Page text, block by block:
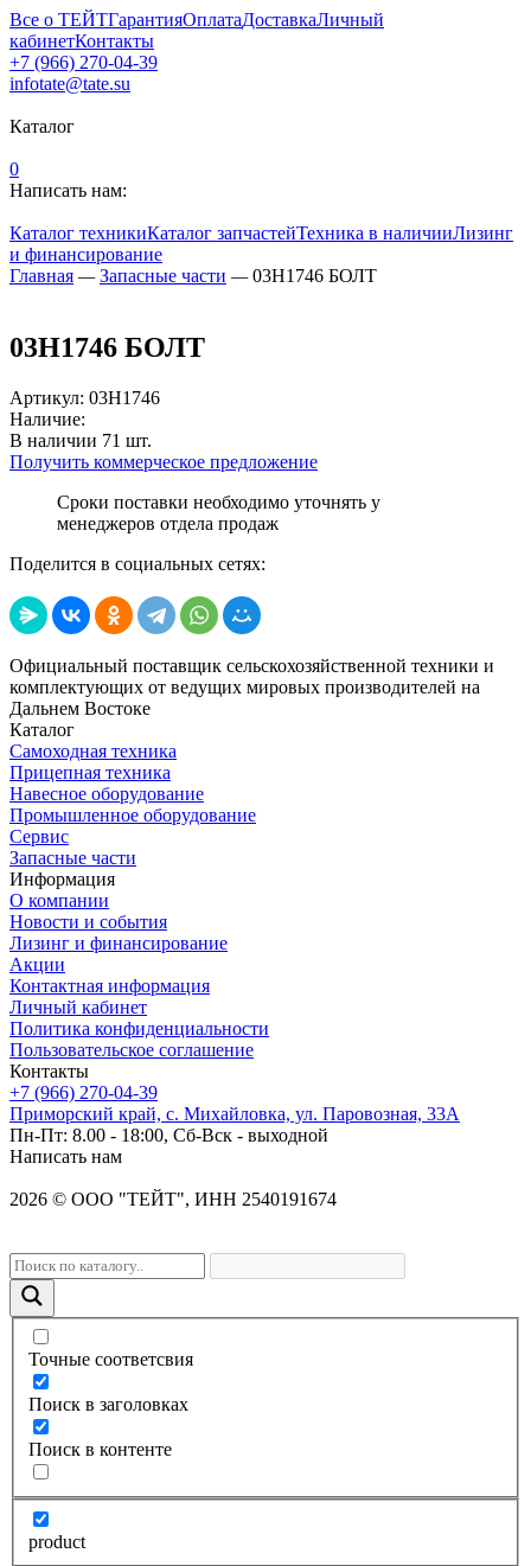
Все о ТЕЙТГарантияОплатаДоставкаЛичный
кабинетКонтакты
+7 (966) 270-04-39
infotate@tate.su
Каталог
0
Написать нам:
Каталог техникиКаталог запчастейТехника в наличииЛизинг
и финансирование
Главная — Запасные части — 03H1746 БОЛТ
03H1746 БОЛТ
Артикул: 03H1746
Наличие:
В наличии 71 шт.
Получить коммерческое предложение
Сроки поставки необходимо уточнять у
менеджеров отдела продаж
Поделится в социальных сетях:
Официальный поставщик сельскохозяйственной техники и
комплектующих от ведущих мировых производителей на
Дальнем Востоке
Каталог
Самоходная техника
Прицепная техника
Навесное оборудование
Промышленное оборудование
Сервис
Запасные части
Информация
О компании
Новости и события
Лизинг и финансирование
Акции
Контактная информация
Личный кабинет
Политика конфиденциальности
Пользовательское соглашение
Контакты
+7 (966) 270-04-39
Приморский край, с. Михайловка, ул. Паровозная, 33А
Пн-Пт: 8.00 - 18:00, Сб-Вск - выходной
Написать нам
2026 © OOO "ТЕЙТ", ИНН 2540191674
Точные соответсвия
Поиск в заголовках
Поиск в контенте
product